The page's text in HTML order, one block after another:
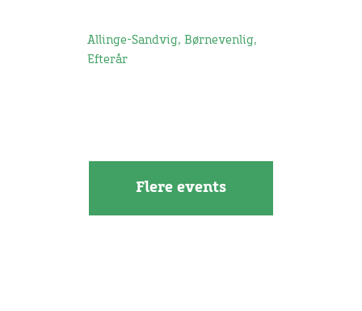
Allinge-Sandvig, Børnevenlig,
Efterår
Flere events